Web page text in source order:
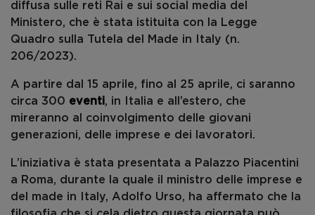
diffusa sulle reti Rai e sui social media del
Ministero, che è stata istituita con la Legge
Quadro sulla Tutela del Made in Italy (n.
206/2023).
A partire dal 15 aprile, fino al 25 aprile, ci saranno
circa 300 eventi, in Italia e all’estero, che
mireranno al coinvolgimento delle giovani
generazioni, delle imprese e dei lavoratori.
L’iniziativa è stata presentata a Palazzo Piacentini
a Roma, durante la quale il ministro delle imprese e
del made in Italy, Adolfo Urso, ha affermato che la